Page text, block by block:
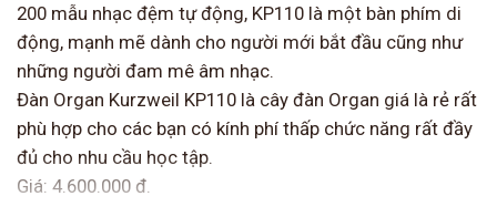
200 mẫu nhạc đệm tự động, KP110 là một bàn phím di
động, mạnh mẽ dành cho người mới bắt đầu cũng như
những người đam mê âm nhạc.
Đàn Organ Kurzweil KP110 là cây đàn Organ giá là rẻ rất
phù hợp cho các bạn có kính phí thấp chức năng rất đầy
đủ cho nhu cầu học tập.
Giá: 4.600.000 đ.